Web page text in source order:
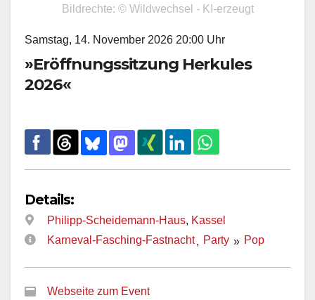
Bildrechte: © Wildwechsel - KI-erzeugt
Samstag, 14. November 2026 20:00 Uhr
»Eröffnungssitzung Herkules
2026«
Details:
Philipp-Scheidemann-Haus, Kassel
Karneval-Fasching-Fastnacht, Party » Pop
Webseite zum Event